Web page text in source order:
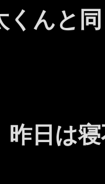
くんと
昨日は